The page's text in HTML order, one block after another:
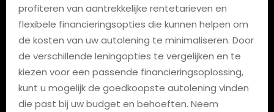
profiteren van aantrekkelijke rentetarieven en
flexibele financieringsopties die kunnen helpen om
de kosten van uw autolening te minimaliseren. Door
de verschillende leningopties te vergelijken en te
kiezen voor een passende financieringsoplossing,
kunt u mogelijk de goedkoopste autolening vinden
die past bij uw budget en behoeften. Neem